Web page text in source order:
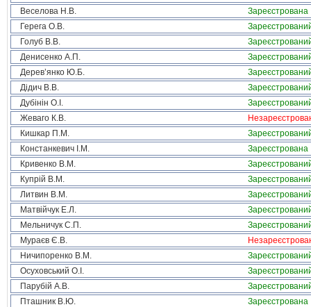
Веселова Н.В.
Зареєстрована
Герега О.В.
Голуб В.В.
Денисенко А.П.
Дерев’янко Ю.Б.
Дідич В.В.
Дубінін О.І.
Жеваго К.В.
Кишкар П.М.
Констанкевич І.М.
Зареєстрована
Кривенко В.М.
Купрій В.М.
Литвин В.М.
Матвійчук Е.Л.
Мельничук С.П.
Мураєв Є.В.
Ничипоренко В.М.
Осуховський О.І.
Парубій А.В.
Пташник В.Ю.
Зареєстрована